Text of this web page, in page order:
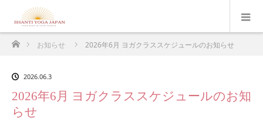
ホームお知らせ 2026年6月 ヨガクラススケジュールのお知らせ
2026.06.3
2026年6月 ヨガクラススケジュールのお知
らせ